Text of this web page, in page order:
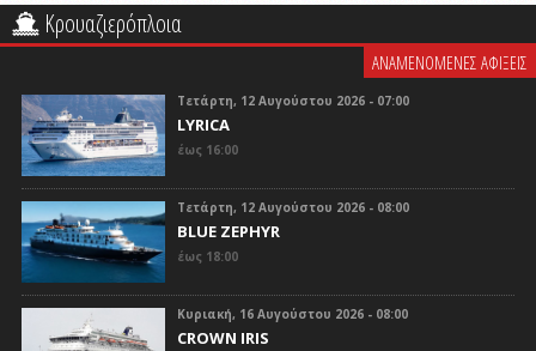
Κρουαζιερόπλοια
ΑΝΑΜΕΝΟΜΕΝΕΣ ΑΦΙΞΕΙΣ
Τετάρτη, 12 Αυγούστου 2026 - 07:00
LYRICA
έως 16:00
Τετάρτη, 12 Αυγούστου 2026 - 08:00
BLUE ZEPHYR
έως 18:00
Κυριακή, 16 Αυγούστου 2026 - 08:00
CROWN IRIS